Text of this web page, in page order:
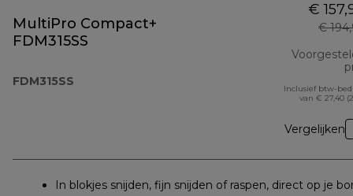
MultiPro Compact+
FDM315SS
FDM315SS
€
€
Inclusief btw-
van € 27,40
Vergelijken
In blokjes snijden, fijn snijden of raspen, direct op je